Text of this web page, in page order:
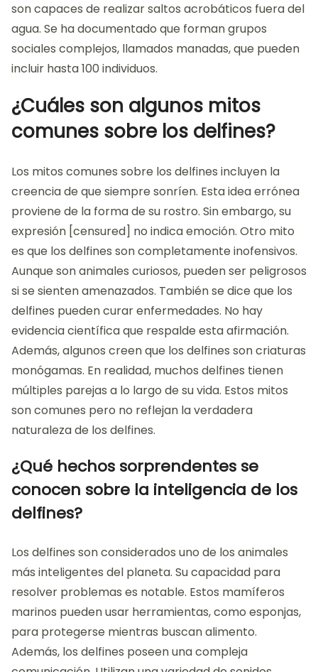
son capaces de realizar saltos acrobáticos fuera del
agua. Se ha documentado que forman grupos
sociales complejos, llamados manadas, que pueden
incluir hasta 100 individuos.
¿Cuáles son algunos mitos
comunes sobre los delfines?
Los mitos comunes sobre los delfines incluyen la
creencia de que siempre sonríen. Esta idea errónea
proviene de la forma de su rostro. Sin embargo, su
expresión [censured] no indica emoción. Otro mito
es que los delfines son completamente inofensivos.
Aunque son animales curiosos, pueden ser peligrosos
si se sienten amenazados. También se dice que los
delfines pueden curar enfermedades. No hay
evidencia científica que respalde esta afirmación.
Además, algunos creen que los delfines son criaturas
monógamas. En realidad, muchos delfines tienen
múltiples parejas a lo largo de su vida. Estos mitos
son comunes pero no reflejan la verdadera
naturaleza de los delfines.
¿Qué hechos sorprendentes se
conocen sobre la inteligencia de los
delfines?
Los delfines son considerados uno de los animales
más inteligentes del planeta. Su capacidad para
resolver problemas es notable. Estos mamíferos
marinos pueden usar herramientas, como esponjas,
para protegerse mientras buscan alimento.
Además, los delfines poseen una compleja